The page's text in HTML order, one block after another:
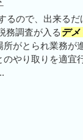
るので、出来る
務調査が入る デメ
がとられ業務が
やり取りを適宜